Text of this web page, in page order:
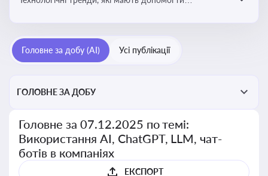
ефективність і знизити витрати компаній
Головне за добу (AI) Усі публікації
ГОЛОВНЕ ЗА ДОБУ
Головне за 07.12.2025 по темі:
Використання AI, ChatGPT, LLM, чат-
ботів в компаніях
ЕКСПОРТ